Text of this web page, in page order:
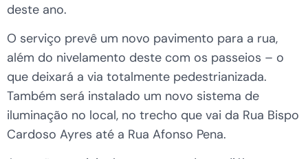
deste ano.
O serviço prevê um novo pavimento para a rua,
além do nivelamento deste com os passeios – o
que deixará a via totalmente pedestrianizada.
Também será instalado um novo sistema de
iluminação no local, no trecho que vai da Rua Bispo
Cardoso Ayres até a Rua Afonso Pena.